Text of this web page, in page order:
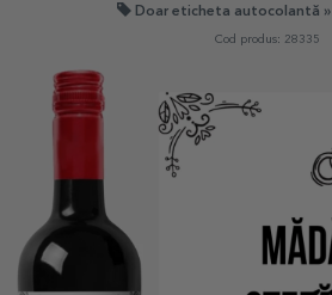
Doar eticheta autocolantă »
Cod produs: 28335